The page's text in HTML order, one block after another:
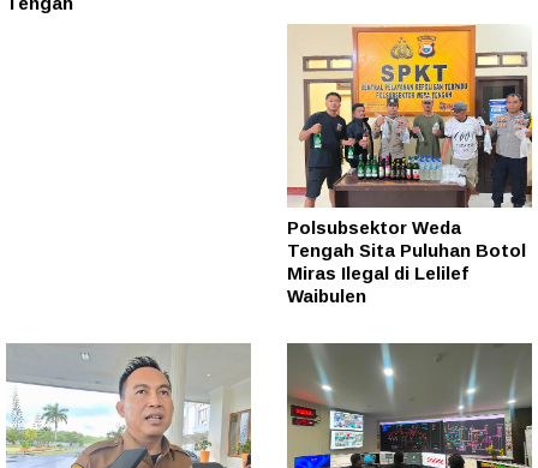
Polsubsektor Weda
Tengah Sita Puluhan Botol
Miras Ilegal di Lelilef
Waibulen